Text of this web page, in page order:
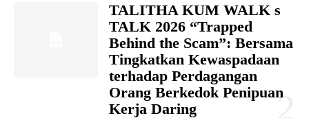
TALITHA KUM WALK s
TALK 2026 “Trapped
Behind the Scam”: Bersama
Tingkatkan Kewaspadaan
terhadap Perdagangan
Orang Berkedok Penipuan
Kerja Daring